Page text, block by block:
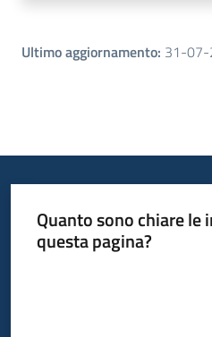
Ultimo aggiornamento: 31-07-
Quanto sono chiare le
questa pagina?